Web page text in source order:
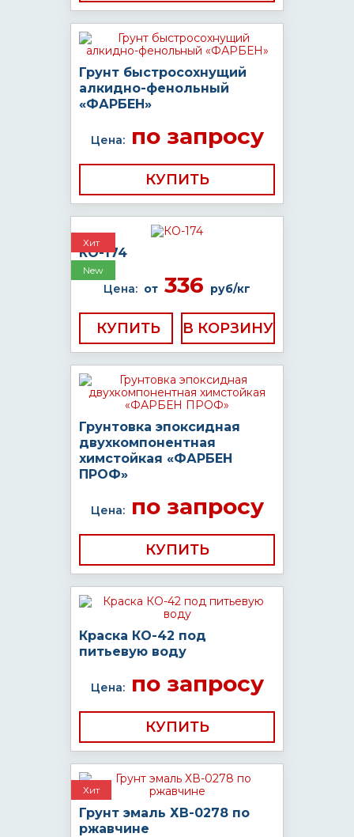
Грунт быстросохнущий
алкидно-фенольный
«ФАРБЕН»
Цена:по запросу
КУПИТЬ
Хит
New
КО-174
Цена: от 336 руб/кг
КУПИТЬ
Грунтовка эпоксидная
двухкомпонентная
химстойкая «ФАРБЕН
ПРОФ»
Цена:по запросу
КУПИТЬ
Краска КО-42 под
питьевую воду
Цена:по запросу
КУПИТЬ
Хит
Грунт эмаль ХВ-0278 по
ржавчине